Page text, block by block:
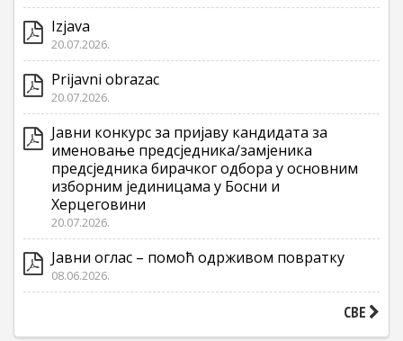
Izjava
20.07.2026.
Prijavni obrazac
20.07.2026.
Јавни конкурс за пријаву кандидата за
именовање предсједника/замјеника
предсједника бирачког одбора у основним
изборним јединицама у Босни и
Херцеговини
20.07.2026.
Јавни оглас – помоћ одрживом повратку
08.06.2026.
СВЕ